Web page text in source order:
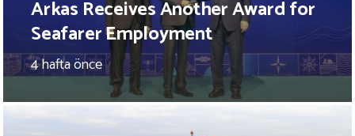
Arkas Receives Another Award for
Seafarer Employment
4 hafta önce